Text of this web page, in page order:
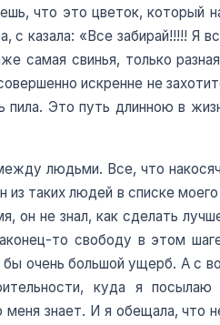
что это цветок, который
с казала: «Все забирай!!!!!
самая свинья, только
искренне не
Это путь длинною в
людьми. Все, что
таких людей в списке
он не знал, как сделать
то свободу в этом
очень большой ущерб. А с
куда я
знает. И я обещала, что